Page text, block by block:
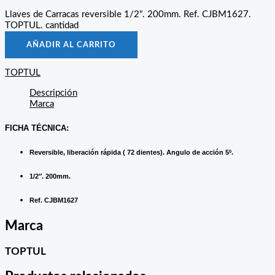
Llaves de Carracas reversible 1/2". 200mm. Ref. CJBM1627.
TOPTUL. cantidad
AÑADIR AL CARRITO
TOPTUL
Descripción
Marca
FICHA TÉCNICA:
Reversible, liberación rápida ( 72 dientes). Angulo de acción 5º.
1/2″. 200mm.
Ref. CJBM1627
Marca
TOPTUL